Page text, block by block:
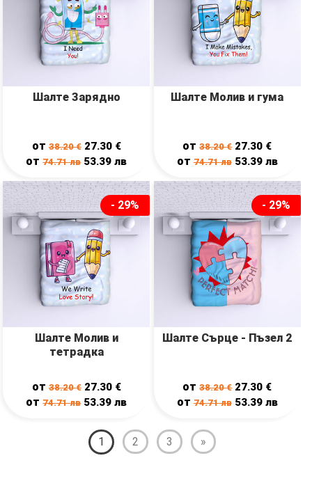
Шалте Зарядно
от38.20€ 27.30 €
от74.71лв 53.39лв
Шалте Молив и гума
от38.20€ 27.30 €
от 74.71лв 53.39 лв
- 29%
Шалте Молив и
тетрадка
от38.20€ 27.30 €
от74.71лв 53.39лв
- 29%
Шалте Сърце - Пъзел 2
от38.20€ 27.30 €
от 74.71лв 53.39 лв
1 2 3 »